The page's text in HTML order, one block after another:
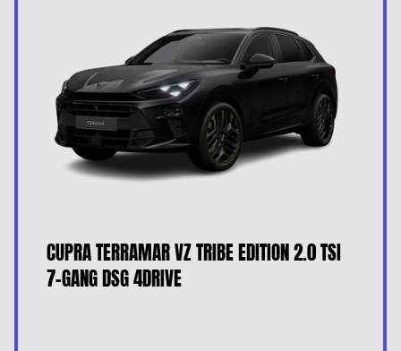
CUPRA TERRAMAR VZ TRIBE EDITION 2.0 TSI
7-GANG DSG 4DRIVE